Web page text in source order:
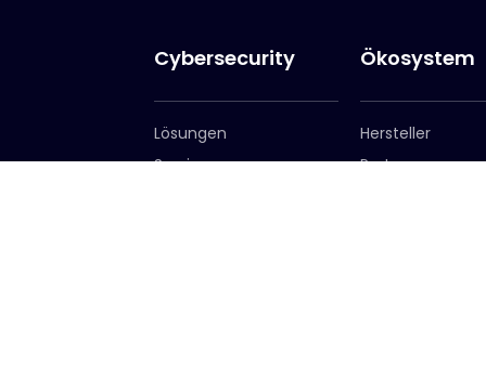
Cybersecurity
Lösungen
Services
Ökosystem
Hersteller
Partner